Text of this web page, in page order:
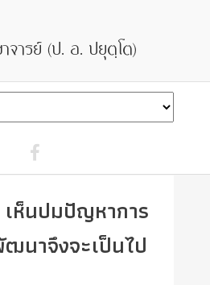
ห็นปมปัญหาการ
นาจึงจะเป็นไป